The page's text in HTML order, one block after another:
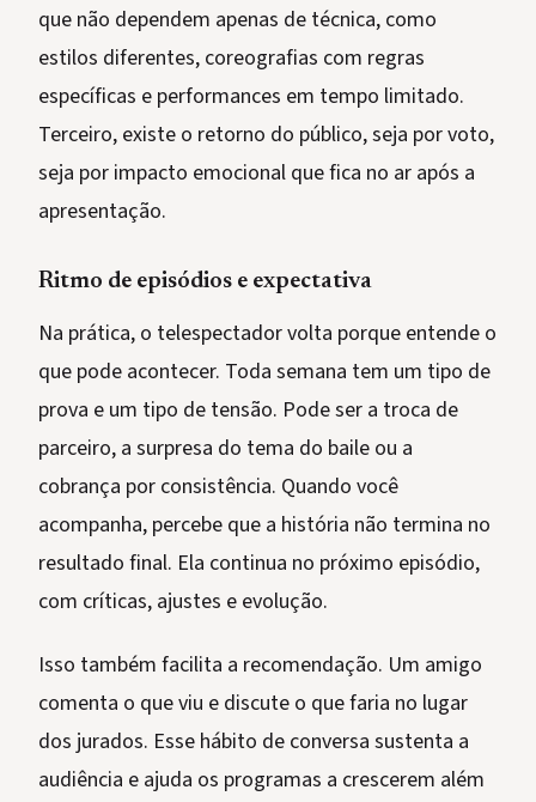
que não dependem apenas de técnica, como
estilos diferentes, coreografias com regras
específicas e performances em tempo limitado.
Terceiro, existe o retorno do público, seja por voto,
seja por impacto emocional que fica no ar após a
apresentação.
Ritmo de episódios e expectativa
Na prática, o telespectador volta porque entende o
que pode acontecer. Toda semana tem um tipo de
prova e um tipo de tensão. Pode ser a troca de
parceiro, a surpresa do tema do baile ou a
cobrança por consistência. Quando você
acompanha, percebe que a história não termina no
resultado final. Ela continua no próximo episódio,
com críticas, ajustes e evolução.
Isso também facilita a recomendação. Um amigo
comenta o que viu e discute o que faria no lugar
dos jurados. Esse hábito de conversa sustenta a
audiência e ajuda os programas a crescerem além